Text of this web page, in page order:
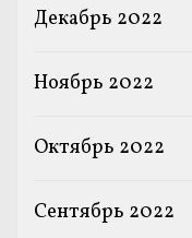
Декабрь 2022
Ноябрь 2022
Октябрь 2022
Сентябрь 2022